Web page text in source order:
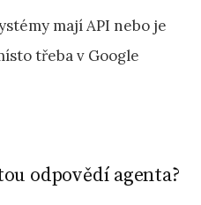
mají API nebo je
třeba v Google
odpovědí agenta?